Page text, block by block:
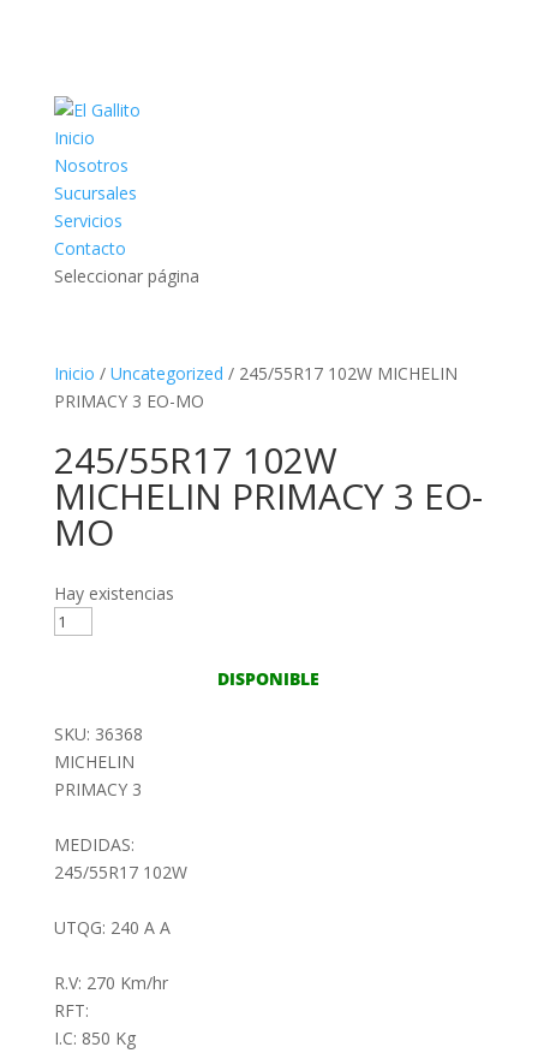
Inicio
Nosotros
Sucursales
Servicios
Contacto
Seleccionar página
Inicio / Uncategorized / 245/55R17 102W MICHELIN
PRIMACY 3 EO-MO
245/55R17 102W
MICHELIN PRIMACY 3 EO-
MO
Hay existencias
245/55R17
3
EO-
MO
DISPONIBLE
SKU: 36368
MICHELIN
PRIMACY 3
MEDIDAS:
245/55R17 102W
UTQG: 240 A A
R.V: 270 Km/hr
RFT:
I.C: 850 Kg